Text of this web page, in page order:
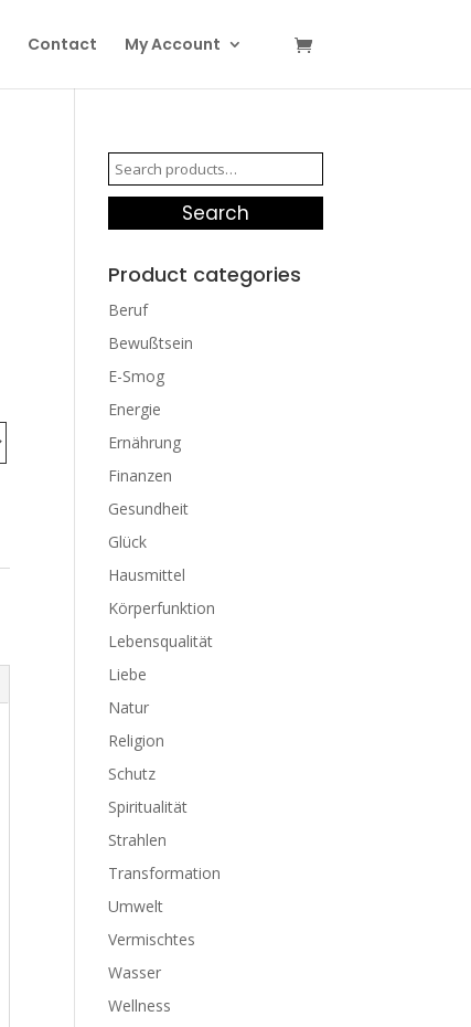
Contact My Account
Search
for:
Search
Product categories
Beruf
Bewußtsein
E-Smog
Energie
Ernährung
Finanzen
Gesundheit
Glück
Hausmittel
Körperfunktion
Lebensqualität
Liebe
Natur
Religion
Schutz
Spiritualität
Strahlen
Transformation
Umwelt
Vermischtes
Wasser
Wellness